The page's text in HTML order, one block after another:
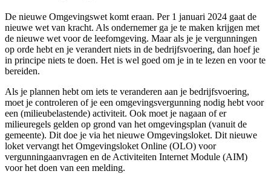
De nieuwe Omgevingswet komt eraan. Per 1 januari 2024 gaat de
nieuwe wet van kracht. Als ondernemer ga je te maken krijgen met
de nieuwe wet voor de leefomgeving. Maar als je je vergunningen
op orde hebt en je verandert niets in de bedrijfsvoering, dan hoef je
in principe niets te doen. Het is wel goed om je in te lezen en voor te
bereiden.
Als je plannen hebt om iets te veranderen aan je bedrijfsvoering,
moet je controleren of je een omgevingsvergunning nodig hebt voor
een (milieubelastende) activiteit. Ook moet je nagaan of er
milieuregels gelden op grond van het omgevingsplan (vanuit de
gemeente). Dit doe je via het nieuwe Omgevingsloket. Dit nieuwe
loket vervangt het Omgevingsloket Online (OLO) voor
vergunningaanvragen en de Activiteiten Internet Module (AIM)
voor het doen van een melding.